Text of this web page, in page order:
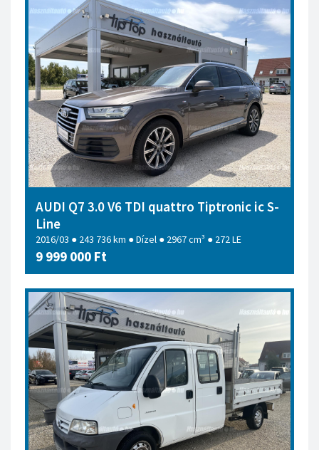
AUDI Q7 3.0 V6 TDI quattro Tiptronic ic S-
Line
2016/03 ● 243 736 km ● Dízel ● 2967 cm³ ● 272 LE
9 999 000 Ft